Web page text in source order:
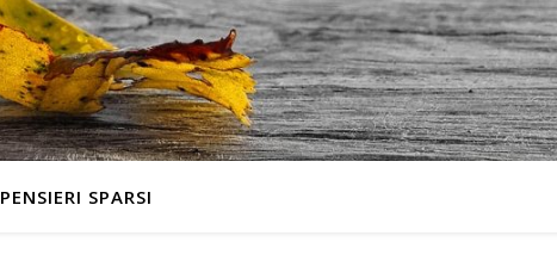
PENSIERI SPARSI